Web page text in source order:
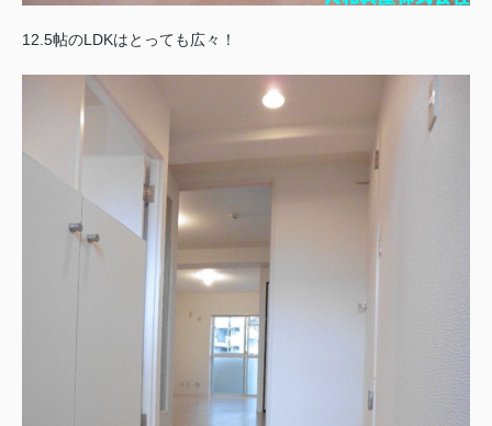
12.5帖のLDKはとっても広々！